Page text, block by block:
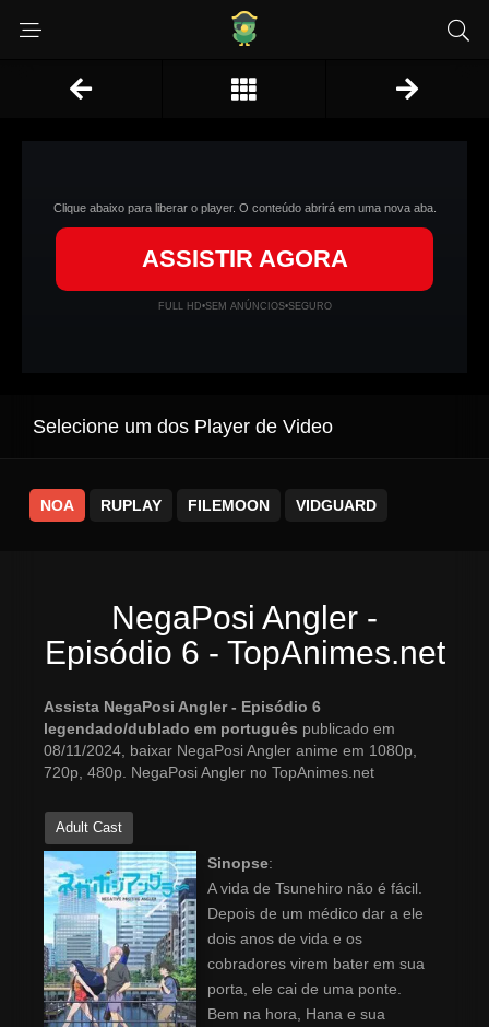
Clique abaixo para liberar o player. O conteúdo abrirá em uma nova aba.
ASSISTIR AGORA
FULL HD•SEM ANÚNCIOS•SEGURO
Selecione um dos Player de Video
NOA RUPLAY FILEMOON VIDGUARD
NegaPosi Angler -
Episódio 6 - TopAnimes.net
Assista NegaPosi Angler - Episódio 6
legendado/dublado em português publicado em
08/11/2024, baixar NegaPosi Angler anime em 1080p,
720p, 480p. NegaPosi Angler no TopAnimes.net
Adult Cast
Sinopse:
A vida de Tsunehiro não é fácil.
Depois de um médico dar a ele
dois anos de vida e os
cobradores virem bater em sua
porta, ele cai de uma ponte.
Bem na hora, Hana e sua